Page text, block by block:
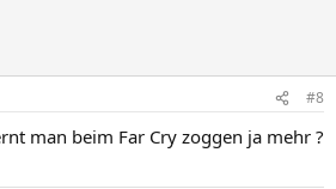
#8
man beim Far Cry zoggen ja mehr ?